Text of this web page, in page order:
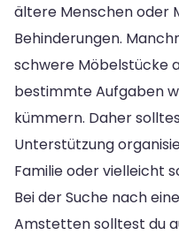
ältere Menschen oder
Behinderungen.
schwere Möbelstücke
bestimmte Aufgaben
kümmern. Daher
Unterstützung
Familie oder vielleicht
Bei der Suche nach
Amstetten solltest du